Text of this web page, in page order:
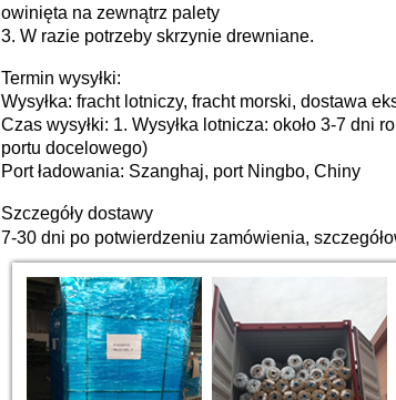
owinięta na zewnątrz palety
3. W razie potrzeby skrzynie drewniane.
Termin wysyłki:
Wysyłka: fracht lotniczy, fracht morski, dostawa
Czas wysyłki: 1. Wysyłka lotnicza: około 3-7 dni
portu docelowego)
Port ładowania: Szanghaj, port Ningbo, Chiny
Szczegóły dostawy
7-30 dni po potwierdzeniu zamówienia,